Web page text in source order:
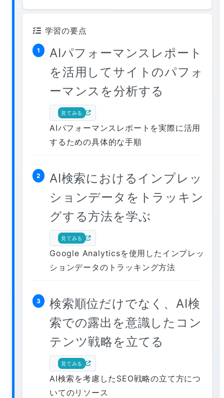
学習の要点
1
AIパフォーマンスレポート
を活用してサイトのパフォ
ーマンスを分析する
見てみる
AIパフォーマンスレポートを実際に活用
するための具体的な手順
2
AI検索におけるインプレッ
ションデータをトラッキン
グする方法を学ぶ
見てみる
Google Analyticsを使用したインプレッ
ションデータのトラッキング方法
3
検索順位だけでなく、AI検
索での露出を意識したコン
テンツ戦略を立てる
見てみる
AI検索を考慮したSEO戦略の立て方につ
いてのリソース